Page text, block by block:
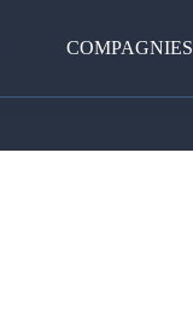
COMPAGNIES